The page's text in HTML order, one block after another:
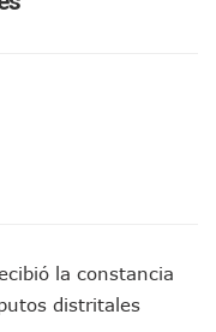
La Labor Del Personal
Morena Y Juan Carlos
Comité Nacional Del PAN
la constancia
distritales